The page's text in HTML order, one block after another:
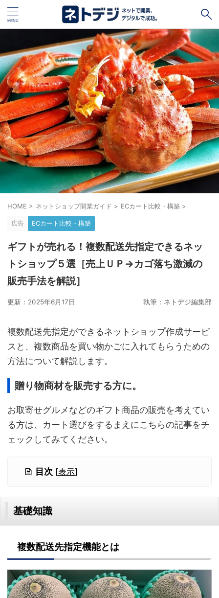
タグ
キャッシュレス Square BASE STORES
ネットショップ開設１vs１ 無料ネットショップ
予約管理システム Shopify Air ビジネスツールズ
ペライチ キャッシュレス決済端末１vs１ ジンドゥー
POSレジ スマレジ カラーミーショップ Wix
楽天ペイ stera pack WordPress
ハンドメイド販売 ホームページ作成サービス１vs１
グーペ デジタルコンテンツ販売
Ameba Ownd makeshop 無料ビジネスツール
イージーマイショップ ネットショップ開業準備 越境EC
HOME > ネットショップ開業ガイド > ECカート比較・構築 >
広告 ECカート比較・構築
ギフトが売れる！複数配送先指定できるネッ
トショップ５選［売上ＵＰ→カゴ落ち激減の
販売手法を解説］
更新：2025年6月17日 執筆： ネトデジ編集部
複数配送先指定ができるネットショップ作成サービ
スと、複数商品を買い物かごに入れてもらうための
方法について解説します。
贈り物商材を販売する方に。
お取寄せグルメなどのギフト商品の販売を考えてい
る方は、カート選びをするまえにこちらの記事をチ
ェックしてみてください。
目次 [表示]
基礎知識
複数配送先指定機能とは